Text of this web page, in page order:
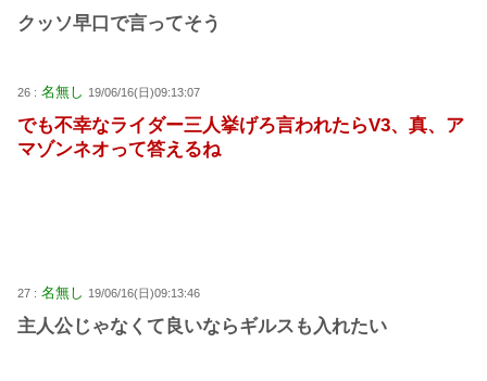
クッソ早口で言ってそう
26 : 名無し 19/06/16(日)09:13:07
でも不幸なライダー三人挙げろ言われたらV3、真、ア
マゾンネオって答えるね
27 : 名無し 19/06/16(日)09:13:46
主人公じゃなくて良いならギルスも入れたい